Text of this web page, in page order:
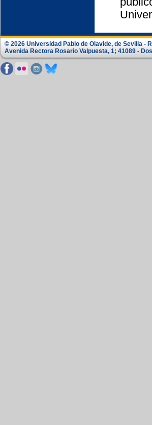
© 2026 Universidad Pablo de Olavide, de Sevilla -
Avenida Rectora Rosario Valpuesta, 1; 41089 -